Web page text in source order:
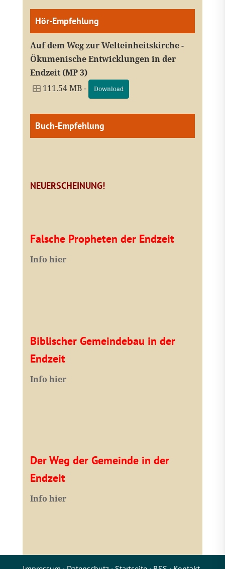
Hör-Empfehlung
Auf dem Weg zur Welteinheitskirche -
Ökumenische Entwicklungen in der
Endzeit (MP 3)
111.54 MB -
Download
Buch-Empfehlung
NEUERSCHEINUNG!
Falsche Propheten der Endzeit
Info hier
Biblischer Gemeindebau in der
Endzeit
Info hier
Der Weg der Gemeinde in der
Endzeit
Info hier